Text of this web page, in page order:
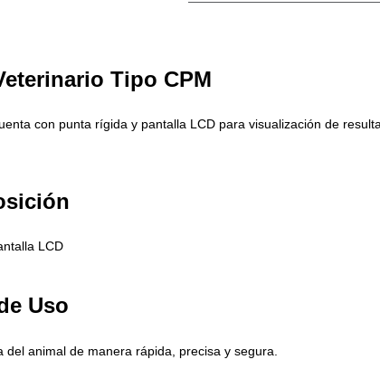
Tipo CPM
con punta rígida y pantalla LCD para visualización de
LCD
Uso
animal de manera rápida, precisa y segura.